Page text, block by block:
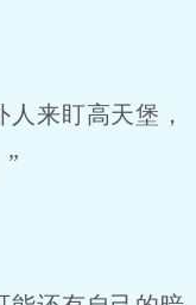
来盯高天堡，
”